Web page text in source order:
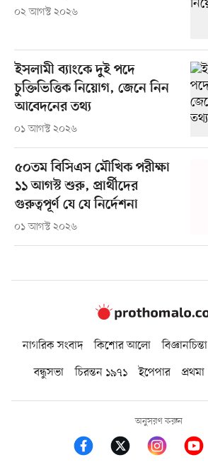
০২ আগস্ট ২০২৬
ইসলামী ব্যাংকে দুই পদে
চুক্তিভিত্তিক নিয়োগ, জেনে নিন
আবেদনের তথ্য
০১ আগস্ট ২০২৬
৫০তম বিসিএস মৌখিক পরীক্ষা
১১ আগস্ট শুরু, প্রার্থীদের
গুরুত্বপূর্ণ যে যে নির্দেশনা
০১ আগস্ট ২০২৬
নাগরিক সংবাদ কিশোর আলো বিজ্ঞানচিন্তা
বন্ধুসভা
চিরন্তন ১৯৭১ ইপেপার প্রথমা
অনুসরণ করুন